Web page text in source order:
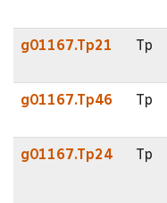
g01167.Tp21 Tp
g01167.Tp46 Tp
g01167.Tp24 Tp